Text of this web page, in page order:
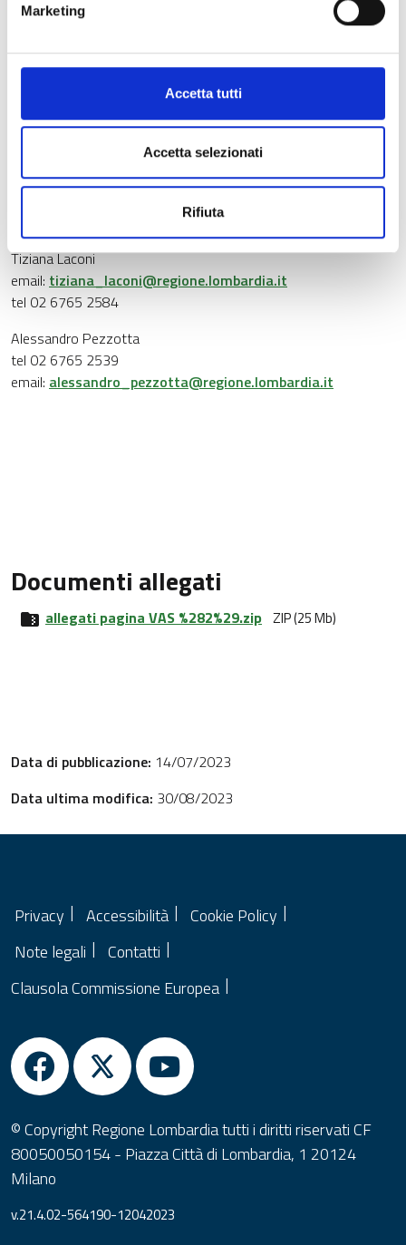
Marketing
Accetta tutti
Accetta selezionati
Rifiuta
dei costi burocratici
Struttura Programmazione e attuazione del programma di
sviluppo rurale
email:
tel 02 6765 2266
Michela Binda
Tiziana Laconi
email: tiziana_laconi@regione.lombardia.it
tel 02 6765 2584
Alessandro Pezzotta
tel 02 6765 2539
email: alessandro_pezzotta@regione.lombardia.it
Documenti allegati
allegati pagina VAS %282%29.zip ZIP (25 Mb)
Data di pubblicazione: 14/07/2023
Data ultima modifica: 30/08/2023
Privacy Accessibilità
Cookie Policy
Note legali
Contatti
Clausola Commissione Europea
© Copyright Regione Lombardia tutti i diritti riservati CF
80050050154 - Piazza Città di Lombardia, 1 20124
Milano
v.21.4.02-564190-12042023